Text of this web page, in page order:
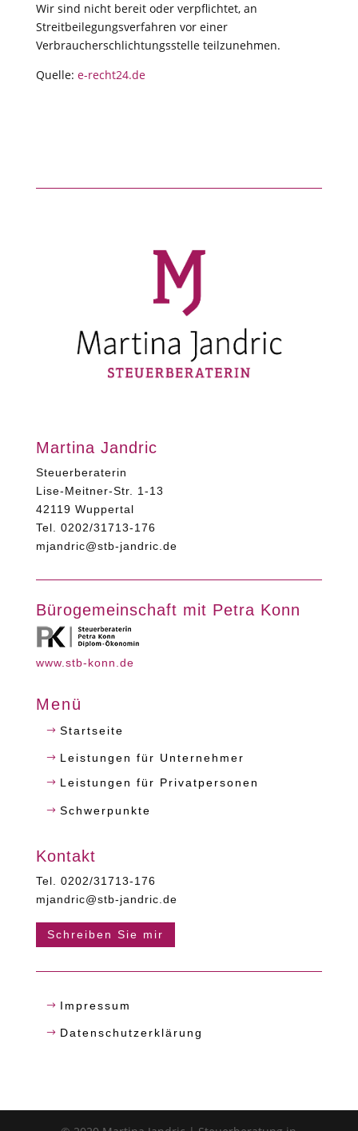
Wir sind nicht bereit oder verpflichtet, an
Streitbeilegungsverfahren vor einer
Verbraucherschlichtungsstelle teilzunehmen.
Quelle: e-recht24.de
Martina Jandric
Steuerberaterin
Lise-Meitner-Str. 1-13
42119 Wuppertal
Tel. 0202/31713-176
mjandric@stb-jandric.de
Bürogemeinschaft mit Petra Konn
www.stb-konn.de
Menü
Startseite
Leistungen für Unternehmer
Leistungen für Privatpersonen
Schwerpunkte
Kontakt
Tel. 0202/31713-176
mjandric@stb-jandric.de
Schreiben Sie mir
Impressum
Datenschutzerklärung